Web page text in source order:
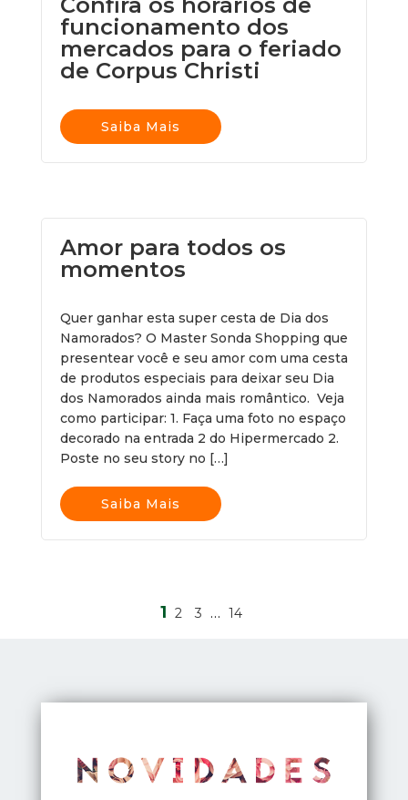
Confira os horários de
funcionamento dos
mercados para o feriado
de Corpus Christi
Saiba Mais
Amor para todos os
momentos
Quer ganhar esta super cesta de Dia dos
Namorados? O Master Sonda Shopping que
presentear você e seu amor com uma cesta
de produtos especiais para deixar seu Dia
dos Namorados ainda mais romântico. Veja
como participar: 1. Faça uma foto no espaço
decorado na entrada 2 do Hipermercado 2.
Poste no seu story no […]
Saiba Mais
1 2 3 … 14